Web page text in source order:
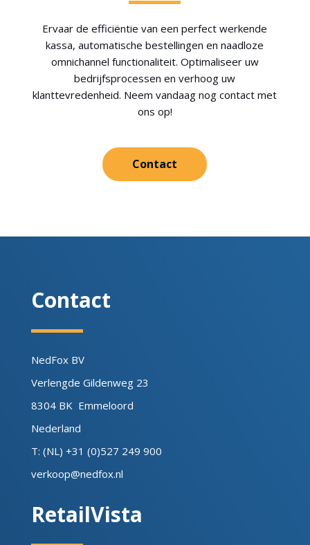
Ervaar de efficiëntie van een perfect werkende
kassa, automatische bestellingen en naadloze
omnichannel functionaliteit. Optimaliseer uw
bedrijfsprocessen en verhoog uw
klanttevredenheid. Neem vandaag nog contact met
ons op!
Contact
Contact
NedFox BV
Verlengde Gildenweg 23
8304 BK Emmeloord
Nederland
T: (NL) +31 (0)527 249 900
verkoop@nedfox.nl
RetailVista